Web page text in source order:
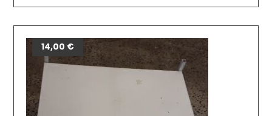
14,00 €